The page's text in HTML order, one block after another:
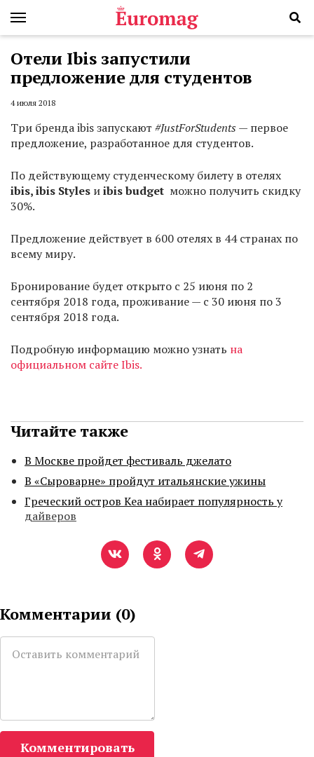
Отели Ibis запустили
предложение для студентов
4 июля 2018
Три бренда ibis запускают #JustForStudents — первое
предложение, разработанное для студентов.
По действующему студенческому билету в отелях
ibis, ibis Styles иibis budget можно получить скидку
30%.
Предложение действует в 600 отелях в 44 странах по
всему миру.
Бронирование будет открыто с 25 июня по 2
сентября 2018 года, проживание — с 30 июня по 3
сентября 2018 года.
Подробную информацию можно узнать на
официальном сайте Ibis.
Читайте также
В Москве пройдет фестиваль джелато
В «Сыроварне» пройдут итальянские ужины
Греческий остров Кеа набирает популярность у
дайверов
Комментарии (0)
Комментировать